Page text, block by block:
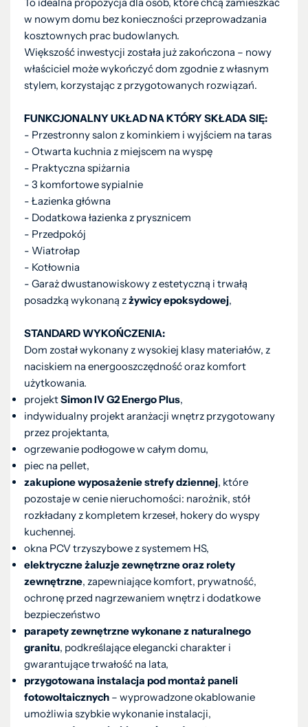
w nowym domu bez konieczności przeprowadzania
kosztownych prac budowlanych.
Większość inwestycji została już zakończona – nowy
właściciel może wykończyć dom zgodnie z własnym
stylem, korzystając z przygotowanych rozwiązań.
FUNKCJONALNY UKŁAD NA KTÓRY SKŁADA SIĘ:
- Przestronny salon z kominkiem i wyjściem na taras
- Otwarta kuchnia z miejscem na wyspę
- Praktyczna spiżarnia
- 3 komfortowe sypialnie
- Łazienka główna
- Dodatkowa łazienka z prysznicem
- Przedpokój
- Wiatrołap
- Kotłownia
- Garaż dwustanowiskowy z estetyczną i trwałą
posadzką wykonaną zżywicy epoksydowej,
STANDARD WYKOŃCZENIA:
Dom został wykonany z wysokiej klasy materiałów, z
naciskiem na energooszczędność oraz komfort
użytkowania.
projektSimon IV G2 Energo Plus,
indywidualny projekt aranżacji wnętrz przygotowany
przez projektanta,
ogrzewanie podłogowe w całym domu,
piec na pellet,
zakupione wyposażenie strefy dziennej, które
pozostaje w cenie nieruchomości: narożnik, stół
rozkładany z kompletem krzeseł, hokery do wyspy
kuchennej.
okna PCV trzyszybowe z systemem HS,
elektryczne żaluzje zewnętrzne oraz rolety
zewnętrzne, zapewniające komfort, prywatność,
ochronę przed nagrzewaniem wnętrz i dodatkowe
bezpieczeństwo
parapety zewnętrzne wykonane z naturalnego
granitu, podkreślające elegancki charakter i
gwarantujące trwałość na lata,
przygotowana instalacja pod montaż paneli
fotowoltaicznych – wyprowadzone okablowanie
umożliwia szybkie wykonanie instalacji,